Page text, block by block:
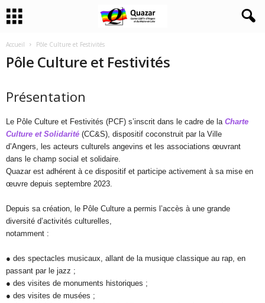
Accueil Pôle Culture et Festivités
Pôle Culture et Festivités
Présentation
Le Pôle Culture et Festivités (PCF) s’inscrit dans le cadre de la Charte
Culture et Solidarité (CC&S), dispositif coconstruit par la Ville
d’Angers, les acteurs culturels angevins et les associations œuvrant
dans le champ social et solidaire.
Quazar est adhérent à ce dispositif et participe activement à sa mise en
œuvre depuis septembre 2023.
Depuis sa création, le Pôle Culture a permis l’accès à une grande
diversité d’activités culturelles,
notamment :
● des spectacles musicaux, allant de la musique classique au rap, en
passant par le jazz ;
● des visites de monuments historiques ;
● des visites de musées ;